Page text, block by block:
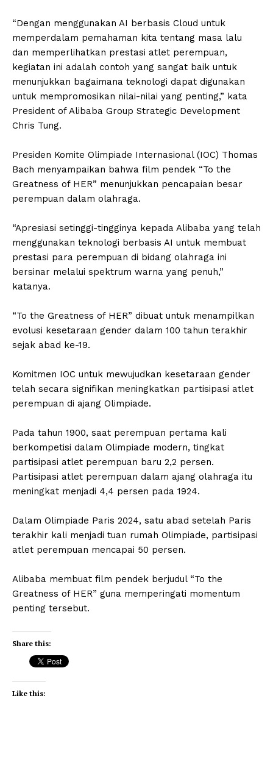
“Dengan menggunakan AI berbasis Cloud untuk
memperdalam pemahaman kita tentang masa lalu
dan memperlihatkan prestasi atlet perempuan,
kegiatan ini adalah contoh yang sangat baik untuk
menunjukkan bagaimana teknologi dapat digunakan
untuk mempromosikan nilai-nilai yang penting,” kata
President of Alibaba Group Strategic Development
Chris Tung.
Presiden Komite Olimpiade Internasional (IOC) Thomas
Bach menyampaikan bahwa film pendek “To the
Greatness of HER” menunjukkan pencapaian besar
perempuan dalam olahraga.
“Apresiasi setinggi-tingginya kepada Alibaba yang telah
menggunakan teknologi berbasis AI untuk membuat
prestasi para perempuan di bidang olahraga ini
bersinar melalui spektrum warna yang penuh,”
katanya.
“To the Greatness of HER” dibuat untuk menampilkan
evolusi kesetaraan gender dalam 100 tahun terakhir
sejak abad ke-19.
Komitmen IOC untuk mewujudkan kesetaraan gender
telah secara signifikan meningkatkan partisipasi atlet
perempuan di ajang Olimpiade.
Pada tahun 1900, saat perempuan pertama kali
berkompetisi dalam Olimpiade modern, tingkat
partisipasi atlet perempuan baru 2,2 persen.
Partisipasi atlet perempuan dalam ajang olahraga itu
meningkat menjadi 4,4 persen pada 1924.
Dalam Olimpiade Paris 2024, satu abad setelah Paris
terakhir kali menjadi tuan rumah Olimpiade, partisipasi
atlet perempuan mencapai 50 persen.
Alibaba membuat film pendek berjudul “To the
Greatness of HER” guna memperingati momentum
penting tersebut.
Share this:
Like this: